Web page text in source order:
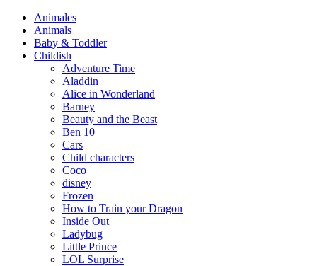
Animales
Animals
Baby & Toddler
Childish
Adventure Time
Aladdin
Alice in Wonderland
Barney
Beauty and the Beast
Ben 10
Cars
Child characters
Coco
disney
Frozen
How to Train your Dragon
Inside Out
Ladybug
Little Prince
LOL Surprise